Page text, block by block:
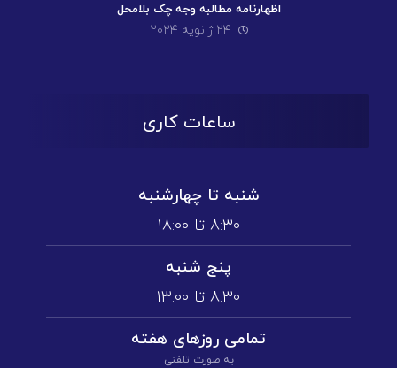
اظهارنامه مطالبه وجه چک بلامحل
۲۴ ژانویه ۲۰۲۴
ساعات کاری
شنبه تا چهارشنبه
۸:۳۰ تا ۱۸:۰۰
پنج شنبه
۸:۳۰ تا ۱3:۰۰
تمامی روز‌های هفته
به صورت تلفنی